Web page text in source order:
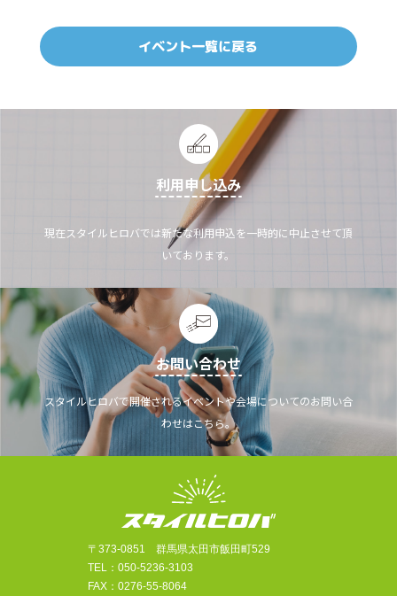
イベント一覧に戻る
利用申し込み
現在スタイルヒロバでは新たな利用申込を一時的に中止させて頂
いております。
お問い合わせ
スタイルヒロバで開催されるイベントや会場についてのお問い合
わせはこちら。
〒373-0851 群馬県太田市飯田町529
TEL：050-5236-3103
FAX：0276-55-8064